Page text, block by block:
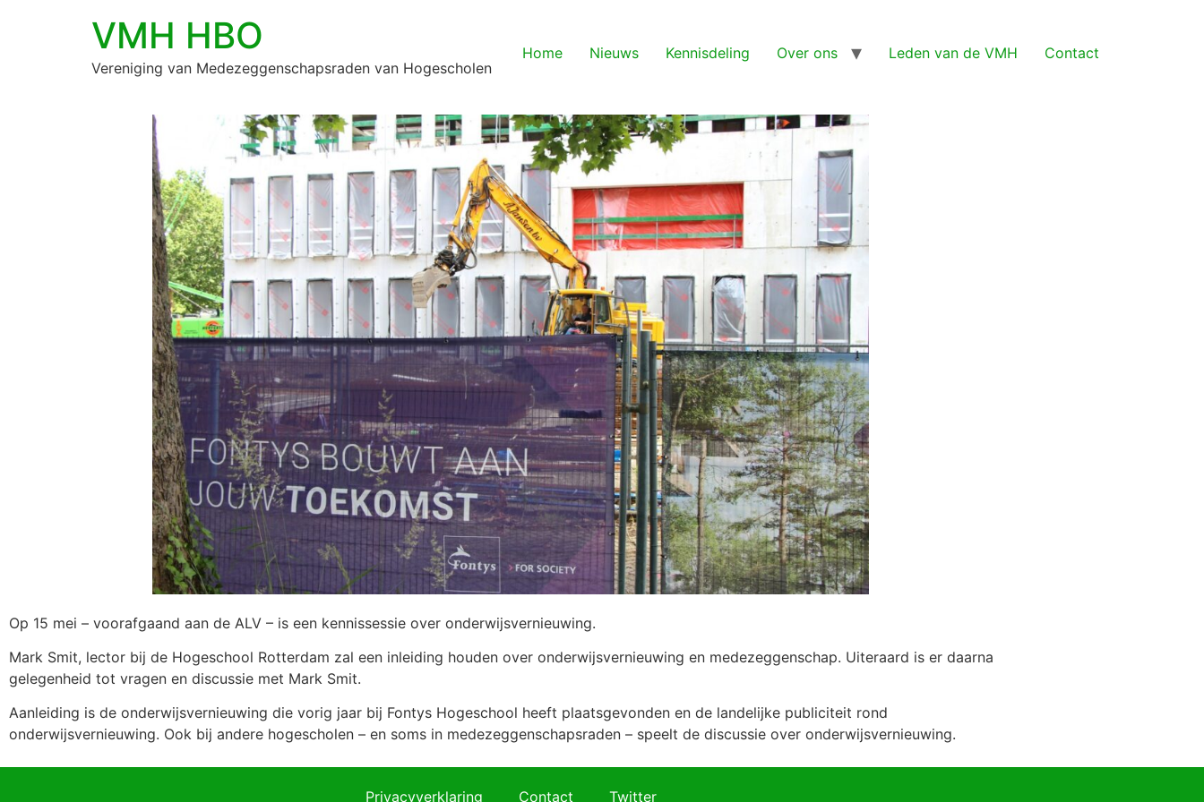
VMH HBO
Vereniging van Medezeggenschapsraden van Hogescholen
Home Nieuws Kennisdeling Over ons Leden van de VMH Contact
Op 15 mei – voorafgaand aan de ALV – is een kennissessie over onderwijsvernieuwing.
Mark Smit, lector bij de Hogeschool Rotterdam zal een inleiding houden over onderwijsvernieuwing en medezeggenschap. Uiteraard is er daarna
gelegenheid tot vragen en discussie met Mark Smit.
Aanleiding is de onderwijsvernieuwing die vorig jaar bij Fontys Hogeschool heeft plaatsgevonden en de landelijke publiciteit rond
onderwijsvernieuwing. Ook bij andere hogescholen – en soms in medezeggenschapsraden – speelt de discussie over onderwijsvernieuwing.
Privacyverklaring Contact Twitter